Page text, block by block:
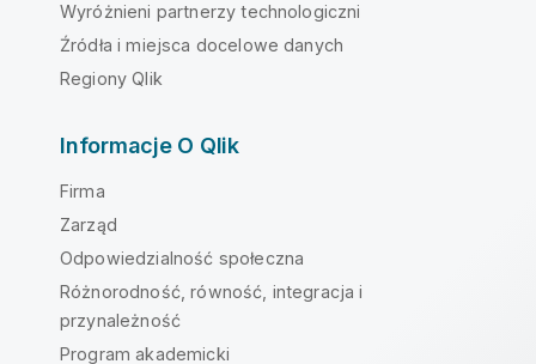
Wyróżnieni partnerzy technologiczni
Źródła i miejsca docelowe danych
Regiony Qlik
Informacje O Qlik
Firma
Zarząd
Odpowiedzialność społeczna
Różnorodność, równość, integracja i
przynależność
Program akademicki